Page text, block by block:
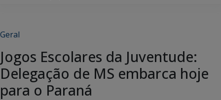
Geral
Jogos Escolares da Juventude:
Delegação de MS embarca hoje
para o Paraná